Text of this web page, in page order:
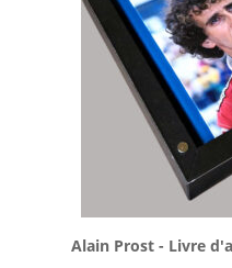
Alain Prost - Livre